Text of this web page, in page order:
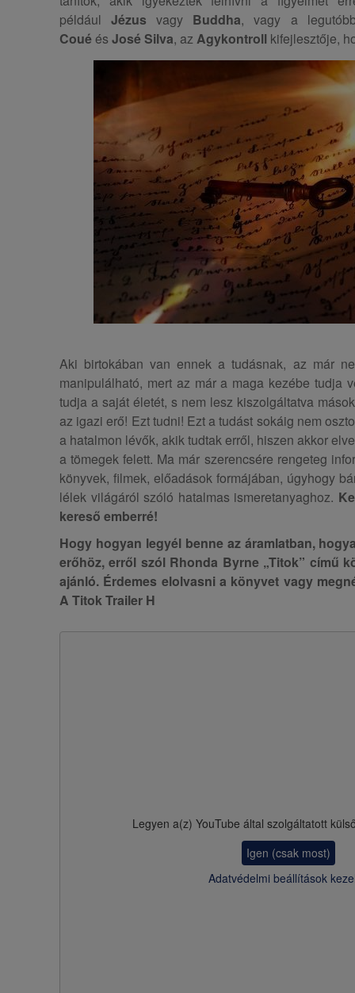
példáulJézus vagy Buddha, vagy a
Couéés José Silva, azAgykontroll kifejlesztője,
Aki birtokában van ennek a tudásnak, az már
manipulálható, mert az már a maga kezébe tudja
tudja a saját életét, s nem lesz kiszolgáltatva
az igazi erő! Ezt tudni! Ezt a tudást sokáig nem
a hatalmon lévők, akik tudtak erről, hiszen akkor
a tömegek felett. Ma már szerencsére rengeteg
könyvek, filmek, előadások formájában, úgyhogy
lélek világáról szóló hatalmas ismeretanyaghoz.
kereső emberré!
Hogy hogyan legyél benne az áramlatban,
erőhöz, erről szól Rhonda Byrne „Titok” című
ajánló. Érdemes elolvasni a könyvet vagy
A Titok Trailer H
Legyen a(z) YouTube által szolgáltatott
Igen (csak most)
Adatvédelmi beállítások